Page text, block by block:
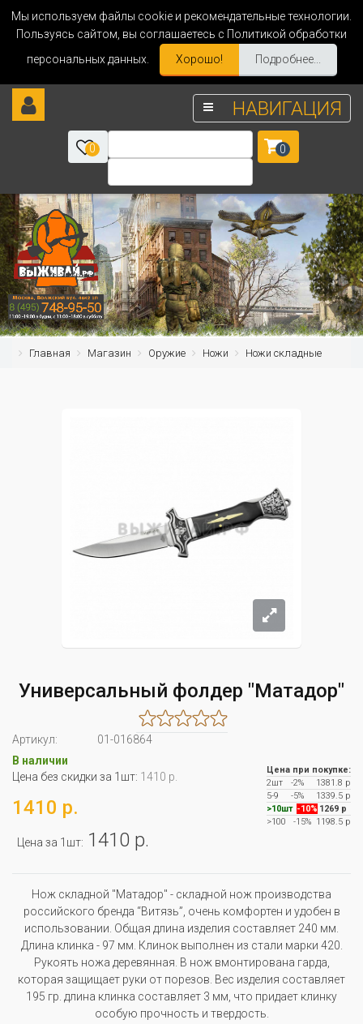
Мы используем файлы cookie и рекомендательные технологии.
Пользуясь сайтом, вы соглашаетесь с Политикой обработки
персональных данных.
Хорошо! Подробнее...
НАВИГАЦИЯ
0 0
Главная Магазин Оружие Ножи Ножи складные
Универсальный фолдер "Матадор"
Артикул:
01-016864
В наличии
Цена без скидки за 1шт: 1410 р.
1410 р.
Цена за 1шт: 1410 р.
Цена при покупке:
2шт
-2%
1381.8 р
5-9
-5%
1339.5 р
>10шт -10% 1269 р
>100
-15% 1198.5 р
Нож складной "Матадор" - складной нож производства
российского бренда “Витязь”, очень комфортен и удобен в
использовании. Общая длина изделия составляет 240 мм.
Длина клинка - 97 мм. Клинок выполнен из стали марки 420.
Рукоять ножа деревянная. В нож вмонтирована гарда,
которая защищает руки от порезов. Вес изделия составляет
195 гр. длина клинка составляет 3 мм, что придает клинку
особую прочность и твердость.